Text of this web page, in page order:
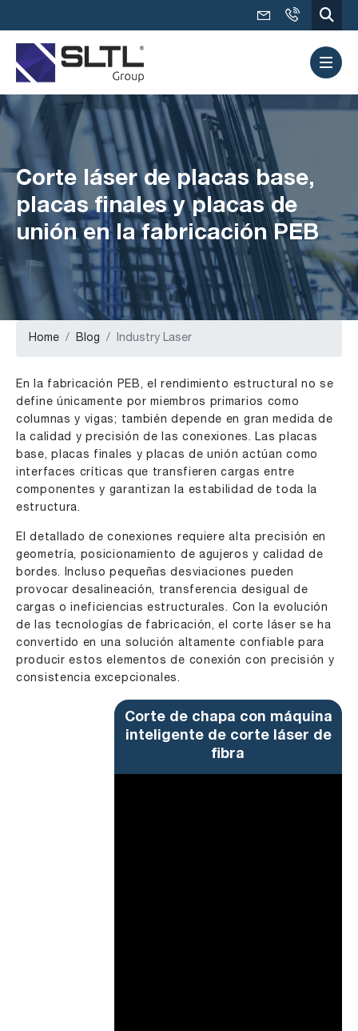
Corte láser de placas base,
placas finales y placas de
unión en la fabricación PEB
Home Blog Industry Laser
En la fabricación PEB, el rendimiento estructural no se
define únicamente por miembros primarios como
columnas y vigas; también depende en gran medida de
la calidad y precisión de las conexiones. Las placas
base, placas finales y placas de unión actúan como
interfaces críticas que transfieren cargas entre
componentes y garantizan la estabilidad de toda la
estructura.
El detallado de conexiones requiere alta precisión en
geometría, posicionamiento de agujeros y calidad de
bordes. Incluso pequeñas desviaciones pueden
provocar desalineación, transferencia desigual de
cargas o ineficiencias estructurales. Con la evolución
de las tecnologías de fabricación, el corte láser se ha
convertido en una solución altamente confiable para
producir estos elementos de conexión con precisión y
consistencia excepcionales.
Corte de chapa con máquina
inteligente de corte láser de
fibra